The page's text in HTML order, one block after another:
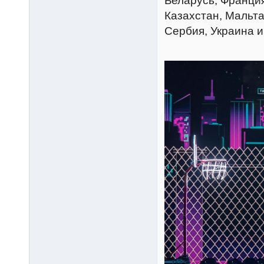
Казахстан,
Сербия, Украина